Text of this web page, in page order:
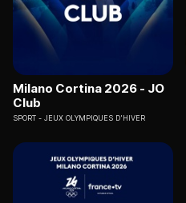
Milano Cortina 2026 - JO
Club
SPORT JEUX OLYMPIQUES D'HIVER